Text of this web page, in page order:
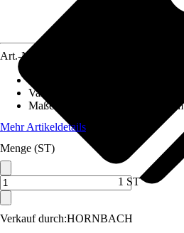
Verkauf durch:HORNBACH
Art.-Nr.
Variante
Maße (LxBxH)
156 x 71 x 56 cm
Mehr Artikeldetails
Menge (ST)
1 ST